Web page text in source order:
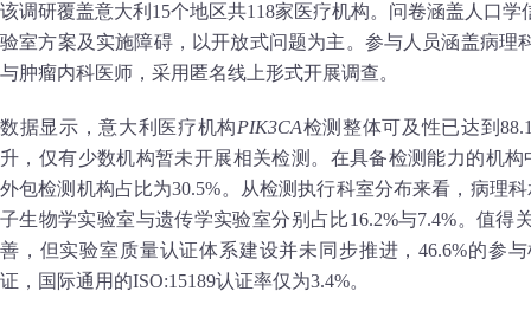
该调研覆盖意大利15个地区共118家医疗机构。问卷涵盖人口
验室方案及实施障碍，以开放式问题为主。参与人员涵盖病理
与肿瘤内科医师，采用匿名线上形式开展调查。
数据显示，意大利医疗机构PIK3CA检测整体可及性已达到
升，仅有少数机构暂未开展相关检测。在具备检测能力的机构
外包检测机构占比为30.5%。从检测执行科室分布来看，病理
子生物学实验室与遗传学实验室分别占比16.2%与7.4%。值得
善，但实验室质量认证体系建设并未同步推进，46.6%的参
证，国际通用的ISO:15189认证率仅为3.4%。